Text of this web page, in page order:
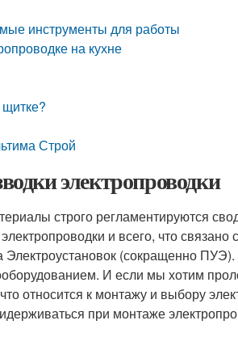
инструменты для работы
на кухне
Строй
электропроводки
строго регламентируются
и всего, что связано
(сокращенно
И если мы хотим
относится к монтажу и выбору
при монтаже